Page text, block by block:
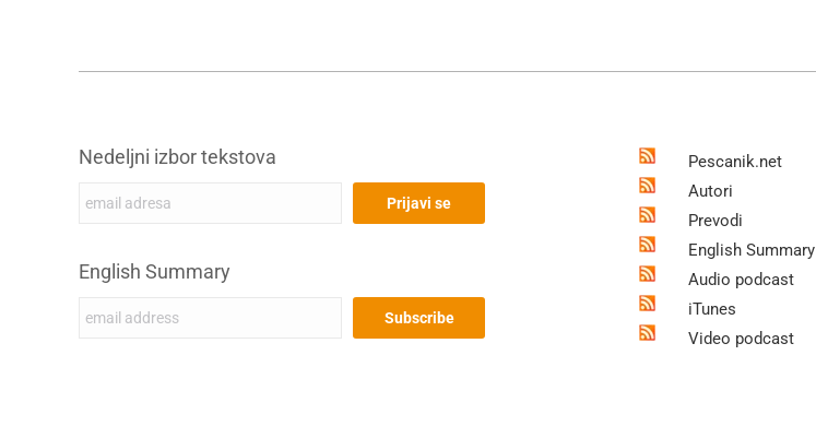
Nedeljni izbor tekstova
English Summary
Pescanik.net
Autori
Prevodi
English Summary
Audio podcast
iTunes
Video podcast